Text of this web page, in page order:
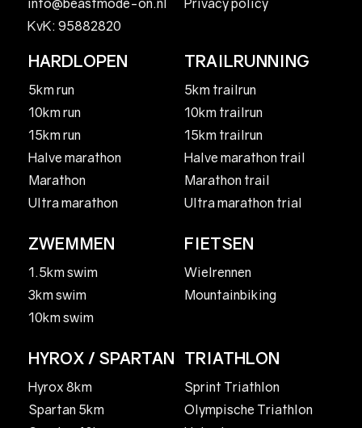
HARDLOPEN
5km run
10km run
15km run
Halve marathon
Marathon
Ultra marathon
TRAILRUNNING
5km trailrun
10km trailrun
15km trailrun
Halve marathon trail
Marathon trail
Ultra marathon trial
ZWEMMEN
1.5km swim
3km swim
10km swim
FIETSEN
Wielrennen
Mountainbiking
info@beastmode-on.nl
KvK: 95882820
HYROX / SPARTAN
Hyrox 8km
Spartan 5km
Privacy policy
TRIATHLON
Sprint Triathlon
Olympische Triathlon